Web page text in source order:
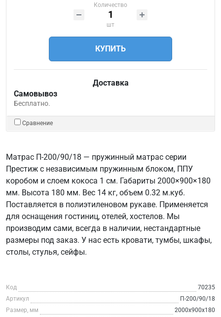
Количество
шт
КУПИТЬ
Доставка
Самовывоз
Бесплатно.
Сравнение
Матрас П-200/90/18 — пружинный матрас серии
Престиж с независимым пружинным блоком, ППУ
коробом и слоем кокоса 1 см. Габариты 2000×900×180
мм. Высота 180 мм. Вес 14 кг, объем 0.32 м.куб.
Поставляется в полиэтиленовом рукаве. Применяется
для оснащения гостиниц, отелей, хостелов. Мы
производим сами, всегда в наличии, нестандартные
размеры под заказ. У нас есть кровати, тумбы, шкафы,
столы, стулья, сейфы.
Код
70235
Артикул
П-200/90/18
Размер, мм
2000х900х180